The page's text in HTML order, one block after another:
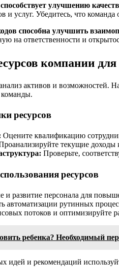
улучшению
и услуг. Убедитесь, что
способна улучшить
на ответственности и
компании для
активов и возможностей.
ресурсов
Оцените квалификацию
текущие доходы
Проверьте,
ресурсов
и развитие персонала для
автоматизации рутинных
потоков и оптимизируйте
ребенка? Необходимый
идей и рекомендаций